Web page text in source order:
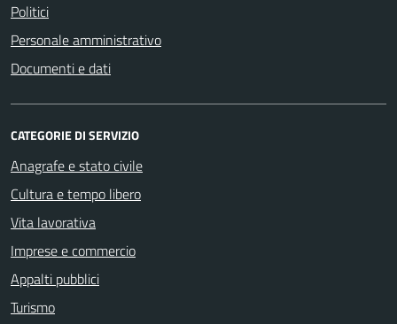
Politici
Personale amministrativo
Documenti e dati
CATEGORIE DI SERVIZIO
Anagrafe e stato civile
Cultura e tempo libero
Vita lavorativa
Imprese e commercio
Appalti pubblici
Turismo